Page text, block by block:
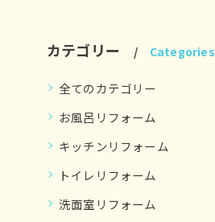
カテゴリー Categories
全てのカテゴリー
お風呂リフォーム
キッチンリフォーム
トイレリフォーム
洗面室リフォーム